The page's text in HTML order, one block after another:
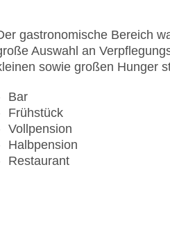
gastronomische Bereich
Auswahl an
sowie großen Hunger
Bar
Frühstück
Vollpension
Halbpension
Restaurant